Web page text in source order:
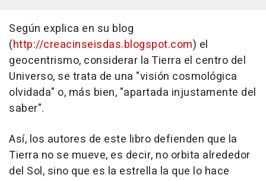
Según explica en su blog
(http://creacinseisdas.blogspot.com) el
geocentrismo, considerar la Tierra el centro del
Universo, se trata de una "visión cosmológica
olvidada" o, más bien, "apartada injustamente del
saber".
Así, los autores de este libro defienden que la
Tierra no se mueve, es decir, no orbita alrededor
del Sol, sino que es la estrella la que lo hace